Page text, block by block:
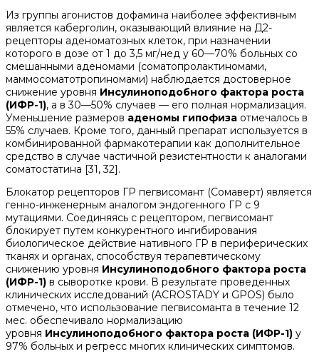
Из группы агонистов дофамина наиболее эффективным
является каберголин, оказывающий влияние на Д2-
рецепторы аденоматозных клеток, при назначении
которого в дозе от 1 до 3,5 мг/нед у 60—70% больных со
смешанными аденомами (соматопролактиномами,
маммосоматотропиномами) наблюдается достоверное
снижение уровня Инсулиноподобного фактора роста
(ИФР-1), а в 30—50% случаев — его полная нормализация.
Уменьшение размеров аденомы гипофиза отмечалось в
55% случаев. Кроме того, данный препарат используется в
комбинированной фармакотерапии как дополнительное
средство в случае частичной резистентности к аналогами
соматостатина [31, 32].
Блокатор рецепторов ГР пегвисомант (Сомаверт) является
генно-инженерным аналогом эндогенного ГР с 9
мутациями. Соединяясь с рецептором, пегвисомант
блокирует путем конкурентного ингибирования
биологическое действие нативного ГР в периферических
тканях и органах, способствуя терапевтическому
снижению уровня Инсулиноподобного фактора роста
(ИФР-1) в сыворотке крови. В результате проведенных
клинических исследований (ACROSTADY и GPOS) было
отмечено, что использование пегвисоманта в течение 12
мес. обеспечивало нормализацию
уровня Инсулиноподобного фактора роста (ИФР-1) у
97% больных и регресс многих клинических симптомов.